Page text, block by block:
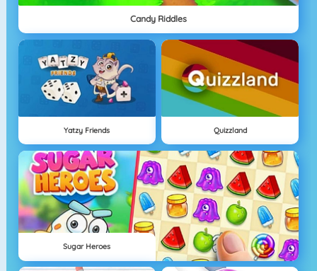
Candy Riddles
Yatzy Friends Quizzland
Sugar Heroes